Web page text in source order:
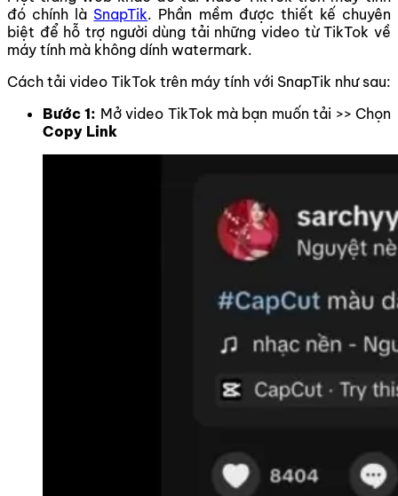
đó chính là SnapTik. Phần mềm được thiết kế chuyên
biệt để hỗ trợ người dùng tải những video từ TikTok về
máy tính mà không dính watermark.
Cách tải video TikTok trên máy tính với SnapTik như sau:
Bước 1: Mở video TikTok mà bạn muốn tải >> Chọn
Copy Link